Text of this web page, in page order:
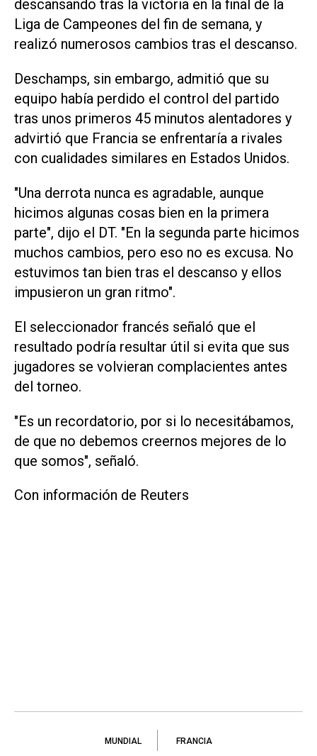
descansando tras la victoria en la final de la
Liga de ⁠Campeones del fin de semana, y
realizó numerosos cambios tras el descanso.
Deschamps, sin embargo, admitió que su
equipo había perdido el control del partido
tras unos primeros 45 minutos alentadores y
advirtió que Francia se enfrentaría a rivales
con cualidades similares en ‌Estados Unidos.
"Una derrota nunca es agradable, aunque
hicimos algunas cosas bien en la primera
parte", dijo el DT. "En la segunda parte hicimos
muchos cambios, pero eso no es excusa. No
estuvimos tan ‌bien tras el descanso y ellos
impusieron un gran ritmo".
El seleccionador francés señaló que el
resultado podría ‌resultar útil si ⁠evita que sus
jugadores se volvieran complacientes antes
del torneo.
"Es un recordatorio, ​por si lo necesitábamos,
de que no debemos creernos mejores de lo
que somos", señaló.
Con información de Reuters
MUNDIAL FRANCIA